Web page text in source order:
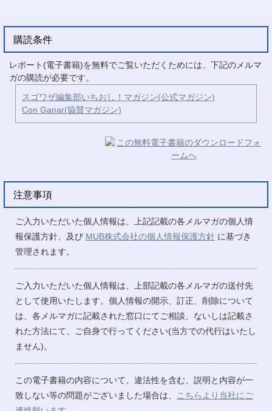
購読条件
レポート(電子書籍)を無料でご覧いただくためには、下記のメルマ
ガの購読が必要です。
スゴワザ編集部いちおし！マガジン(公式マガジン)
Con Ganar(協賛マガジン)
注意事項
ご入力いただいた個人情報は、上記記載の各メルマガの個人情
報保護方針、及び MUB株式会社の個人情報保護方針 に基づき
管理されます。
ご入力いただいた個人情報は、上部記載の各メルマガの送付先
として使用いたします。個人情報の開示、訂正、削除について
は、各メルマガに記載された窓口にてご相談、ないしは記載さ
れた方法にて、ご自身で行ってください(当方での代行はいたし
ません)。
この電子書籍の内容について、違法性を含む、説明と内容が一
致しない等の問題がございました場合は、
こちらより当社にご